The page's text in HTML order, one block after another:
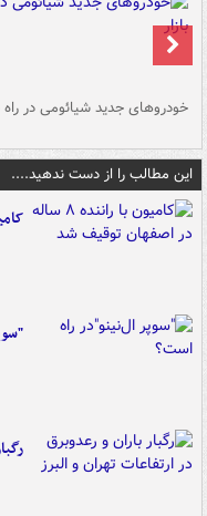
خودروهای جدید شیائومی در راه
این مطالب را از دست ندهید....
کامیون